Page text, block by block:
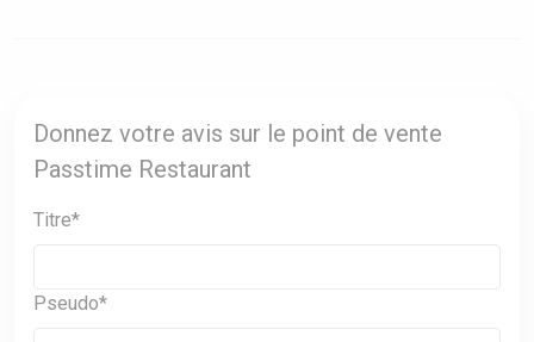
Donnez votre avis sur le point de vente
Passtime Restaurant
Titre*
Pseudo*